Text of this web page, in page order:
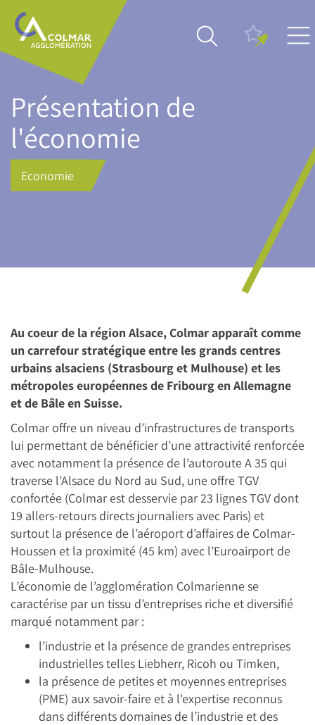
Aller
contenu
principal
Main
navigation
Présentation de
l'économie
Economie
Au coeur de la région Alsace, Colmar apparaît comme
un carrefour stratégique entre les grands centres
urbains alsaciens (Strasbourg et Mulhouse) et les
métropoles européennes de Fribourg en Allemagne
et de Bâle en Suisse.
Colmar offre un niveau d’infrastructures de transports
lui permettant de bénéficier d’une attractivité renforcée
avec notamment la présence de l’autoroute A 35 qui
traverse l’Alsace du Nord au Sud, une offre TGV
confortée (Colmar est desservie par 23 lignes TGV dont
19 allers-retours directs journaliers avec Paris) et
surtout la présence de l’aéroport d’affaires de Colmar-
Houssen et la proximité (45 km) avec l’Euroairport de
Bâle-Mulhouse.
L’économie de l’agglomération Colmarienne se
caractérise par un tissu d’entreprises riche et diversifié
marqué notamment par :
l’industrie et la présence de grandes entreprises
industrielles telles Liebherr, Ricoh ou Timken,
la présence de petites et moyennes entreprises
(PME) aux savoir-faire et à l'expertise reconnus
dans différents domaines de l’industrie et des